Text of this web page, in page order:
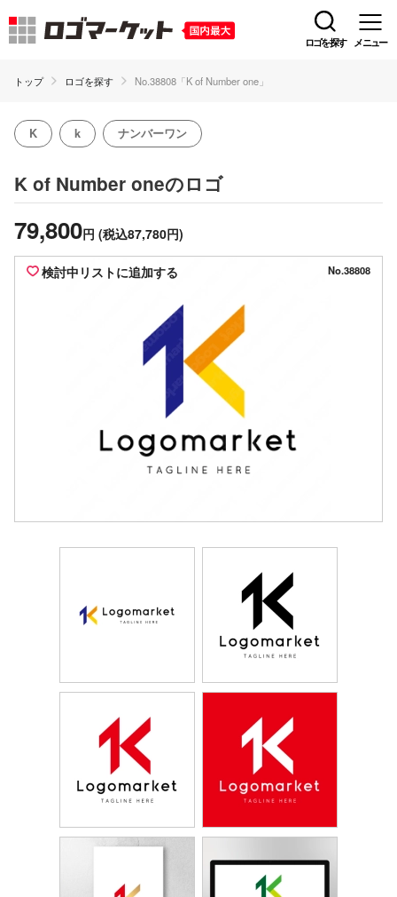
ロゴを探す メニュー
トップ ロゴを探す No.38808「K of Number one」
K k ナンバーワン
K of Number oneのロゴ
79,800円 (税込87,780円)
検討中リストに追加する No.38808